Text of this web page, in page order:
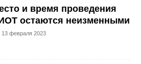
и время проведения
остаются неизменными
13 февраля 2023